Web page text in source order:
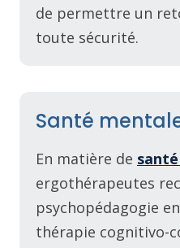
de permettre un
toute sécurité.
Santé
En matière de
ergothérapeutes
psychopédagogie
thérapie cognitivo-